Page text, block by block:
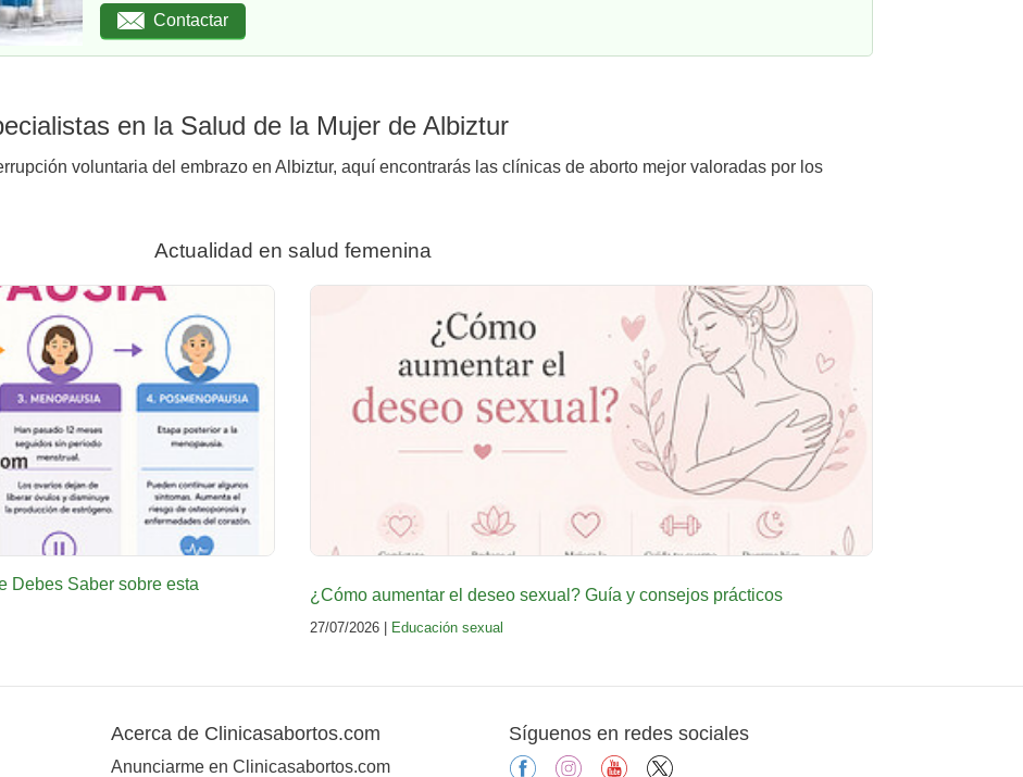
Contactar
en la Salud de la Mujer de Albiztur
voluntaria del embrazo en Albiztur, aquí encontrarás las clínicas de aborto mejor valoradas por los
Actualidad en salud femenina
Debes Saber sobre esta
¿Cómo aumentar el deseo sexual? Guía y consejos prácticos
27/07/2026 | Educación sexual
Acerca de Clinicasabortos.com
Anunciarme en Clinicasabortos.com
Síguenos en redes sociales
facebookinstagramyoutube